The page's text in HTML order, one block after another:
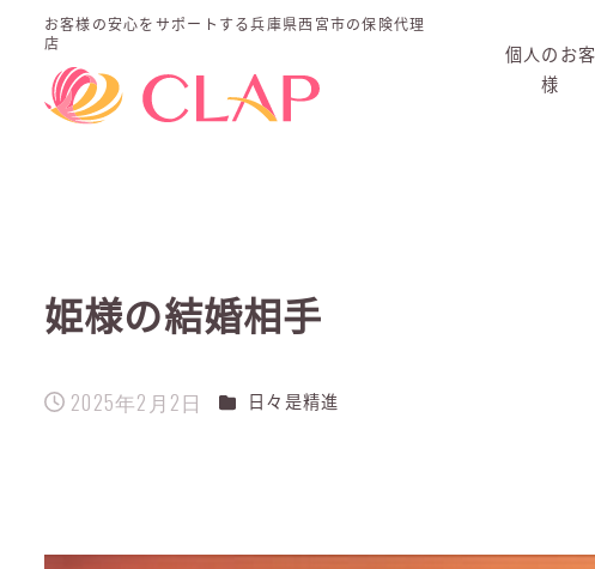
お客様の安心をサポートする兵庫県西宮市の保険代理
店
個人のお客
様
姫様の結婚相手
投稿日
2025年2月2日 カテゴリー
日々是精進